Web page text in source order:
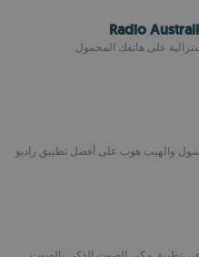
Radio
على هاتفك المحمول